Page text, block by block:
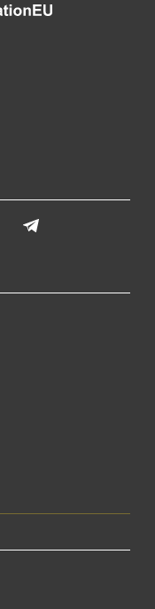
LinkedIn